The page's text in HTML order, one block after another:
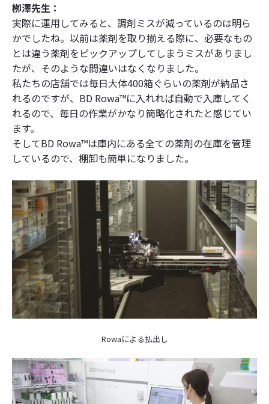
栁澤先生：
実際に運用してみると、調剤ミスが減っているのは明ら
かでしたね。以前は薬剤を取り揃える際に、必要なもの
とは違う薬剤をピックアップしてしまうミスがありまし
たが、そのような間違いはなくなりました。
私たちの店舗では毎日大体400箱ぐらいの薬剤が納品さ
れるのですが、BD Rowa™に入れれば自動で入庫してく
れるので、毎日の作業がかなり簡略化されたと感じてい
ます。
そしてBD Rowa™は庫内にある全ての薬剤の在庫を管理
しているので、棚卸も簡単になりました。
Rowaによる払出し